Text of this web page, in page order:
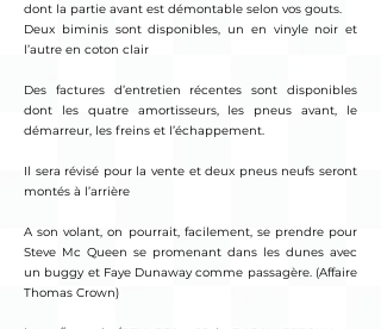
dont la partie avant est démontable selon vos gouts.
Deux biminis sont disponibles, un en vinyle noir et
l’autre en coton clair
Des factures d’entretien récentes sont disponibles
dont les quatre amortisseurs, les pneus avant, le
démarreur, les freins et l’échappement.
Il sera révisé pour la vente et deux pneus neufs seront
montés à l’arrière
A son volant, on pourrait, facilement, se prendre pour
Steve Mc Queen se promenant dans les dunes avec
un buggy et Faye Dunaway comme passagère. (Affaire
Thomas Crown)